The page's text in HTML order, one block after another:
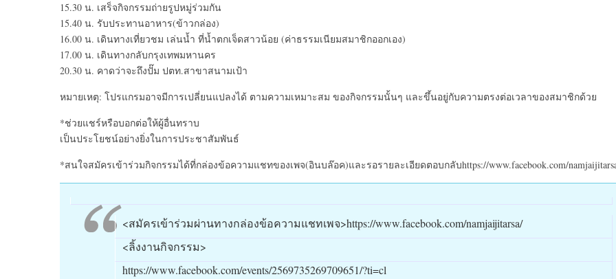
15.30 น. เสร็จกิจกรรมถ่ายรูปหมู่ร่วมกัน
15.40 น. รับประทานอาหาร(ข้าวกล่อง)
16.00 น. เดินทางเที่ยวชม เล่นน้ำ ที่น้ำตกเจ็ดสาวน้อย (ค่าธรรมเนียมสมาชิกออกเอง)
17.00 น. เดินทางกลับกรุงเทพมหานคร
20.30 น. คาดว่าจะถึงปั๊ม ปตท.สาขาสนามเป้า
หมายเหตุ: โปรแกรมอาจมีการเปลี่ยนแปลงได้ ตามความเหมาะสม ของกิจกรรมนั้นๆ และขึ้นอยู่กับความตรงต่อเวลาของสมาชิกด้วย
*ช่วยแชร์หรือบอกต่อให้ผู้อื่นทราบ
เป็นประโยชน์อย่างยิ่งในการประชาสัมพันธ์
*สนใจสมัครเข้าร่วมกิจกรรมได้ที่กล่องข้อความแชทของเพจ(อินบล๊อค)และรอรายละเอียดตอบกลับhttps://www.facebook.com/
<สมัครเข้าร่วมผ่านทางกล่องข้อความแชทเพจ>https://www.facebook.com/namjaijitarsa/
<ลิ้งงานกิจกรรม>
https://www.facebook.com/events/2569735269709651/?ti=cl